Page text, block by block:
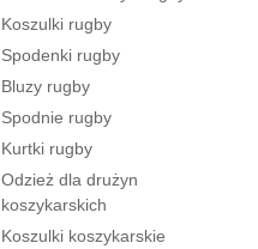
Koszulki rugby
Spodenki rugby
Bluzy rugby
Spodnie rugby
Kurtki rugby
Odzież dla drużyn
koszykarskich
Koszulki koszykarskie